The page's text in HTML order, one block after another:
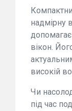
надмірну
допомагає
вікон.
високій
Чи
під час